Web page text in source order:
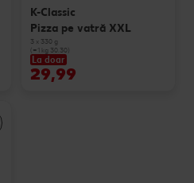
K-Classic
Pizza pe vatră XXL
3 x 330 g
(=1 kg 30.30)
La doar
29,99